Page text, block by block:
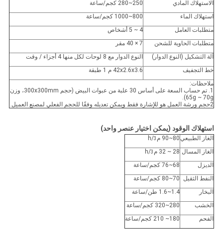
الاستهلاك المادي
250~280 كجم/ساعة
استهلاك الماء
800~1000 كجم/ساعة
متطلبات العامل
4 ~ 5 أشخاص
متطلبات الحاوية للشحن
7 × 40 مقر
آلة التشكيل (النوع الدوار)
النوع الدوار مع 8 لوحات لكل منها 4 أجزاء / وقت
خط التجفيف
42x2.6x3.6 م 1 طبقة
ملاحظات:
1. تم حساب السعة على أساس 30 علبة من عبوات البيض (حجم 300x300mm، وزن
65g ~ 70g).
2حجم ورشة العمل هو للإشارة فقط ويمكن تعديله وفقًا للحجم الفعلي لمصنع العميل.
استهلاك الوقود (يمكن اختيار عنصر واحد)
الغاز الطبيعي80~90 م 3
/h
الغاز المسال 28 ~ 32 م 3
/h
الديزل
68~76 كجم/ساعة
النفط الثقيل
70~80 كجم/ساعة
البخار
1.4~1.6 طن/ساعة
الخشب
280~320 كجم/ساعة
الفحم
180~ 210 كجم/ساعة